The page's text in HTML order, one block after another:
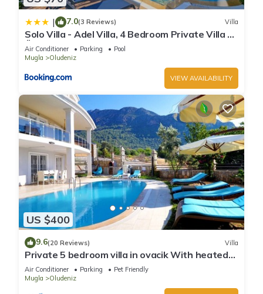
| 7.0(3 Reviews) Villa
Solo Villa - Adel Villa, 4 Bedroom Private Villa at
Ölüdeniz
Air Conditioner Parking
Pool
Mugla
Oludeniz
VIEW AVAILABILITY
US $400
9.6(20 Reviews) Villa
Private 5 bedroom villa in ovacik With heated
pool and WIFI
Air Conditioner Parking
Pet Friendly
Mugla
Oludeniz